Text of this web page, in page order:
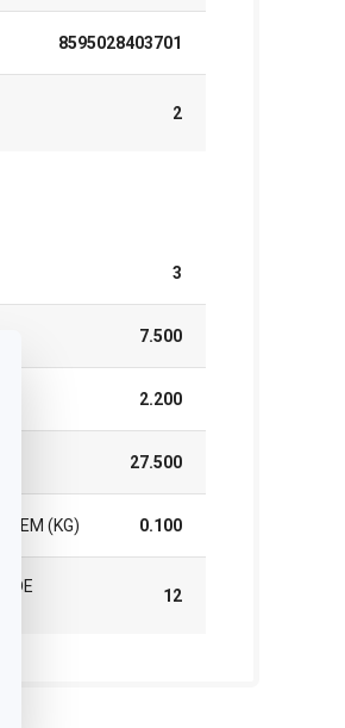
8595028403701
2
3
7.500
2.200
27.500
(KG) 0.100
DE
12